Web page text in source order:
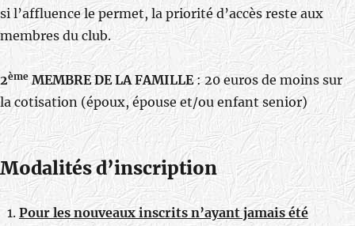
si l’affluence le permet, la priorité d’accès reste aux
membres du club.
2èmeMEMBRE DE LA FAMILLE: 20 euros de moins sur
la cotisation (époux, épouse et/ou enfant senior)
Modalités d’inscription
Pour les nouveaux inscrits n’ayant jamais été